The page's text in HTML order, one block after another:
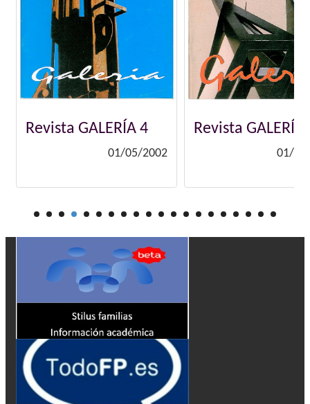
Revista GALERÍA 5
01/05/2003
Revista GALERÍA
01/